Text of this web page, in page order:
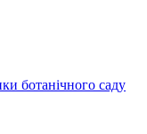
ботанічного саду